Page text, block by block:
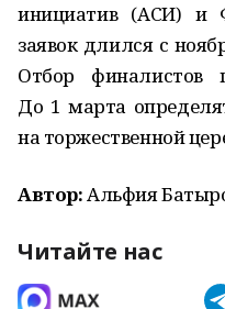
инициатив (АСИ) и
заявок длился с
Отбор финалистов
До 1 марта
на торжественной
Автор:Альфия
Читайте нас